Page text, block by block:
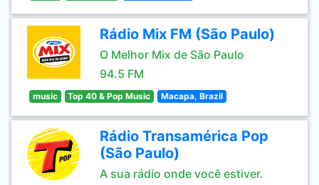
Rádio Mix FM (São Paulo)
O Melhor Mix de São Paulo
94.5 FM
music Top 40 & Pop Music Macapa, Brazil
Rádio Transamérica Pop
(São Paulo)
A sua rádio onde você estiver.